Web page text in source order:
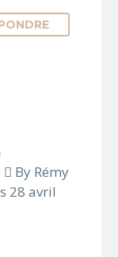
!
un
By Rémy
28 avril